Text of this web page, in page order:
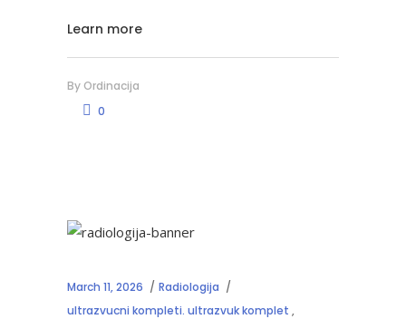
Learn more
By Ordinacija
0
March 11, 2026
Radiologija
ultrazvucni kompleti. ultrazvuk komplet ,